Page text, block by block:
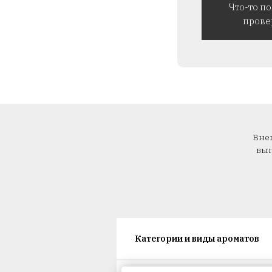
Что-то
Категории и виды ароматов